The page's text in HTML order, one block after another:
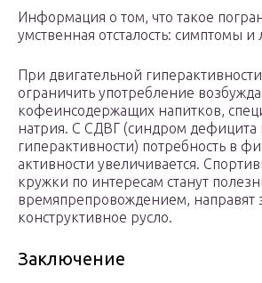
Информация о том, что такое
умственная отсталость: симптомы и
При двигательной
ограничить употребление
кофеинсодержащих напитков,
натрия. С СДВГ (синдром дефицита
гиперактивности) потребность в
активности увеличивается.
кружки по интересам станут
времяпрепровождением, направят
конструктивное русло.
Заключение